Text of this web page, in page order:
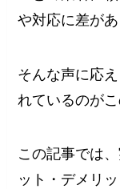
や対応に差があ
そんな声に応
れているのがこ
この記事では
ット・デメリ